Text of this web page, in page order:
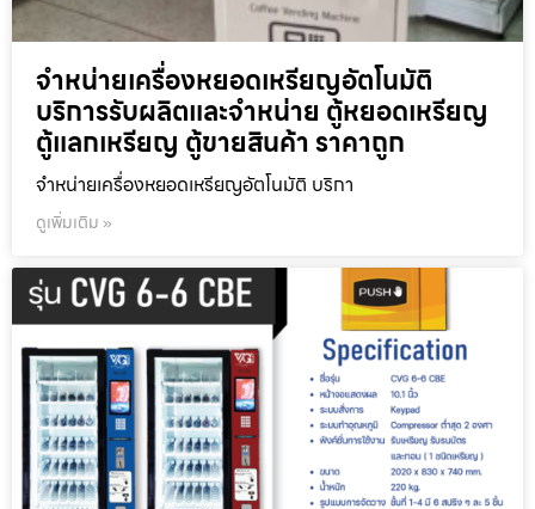
จำหน่ายเครื่องหยอดเหรียญ​อัตโนมัติ
บริการรับผลิตและจำหน่าย ตู้หยอดเหรียญ
ตู้แลกเหรียญ ตู้ขายสินค้า ราคาถูก
จำหน่ายเครื่องหยอดเหรียญ​อัตโนมัติ บริกา
ดูเพิ่มเติม »